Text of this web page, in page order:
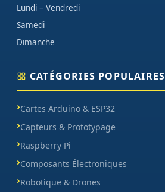
Lundi – Vendredi
Samedi
Dimanche
CATÉGORIES POPULAIRES
Cartes Arduino & ESP32
Capteurs & Prototypage
Raspberry Pi
Composants Électroniques
Robotique & Drones